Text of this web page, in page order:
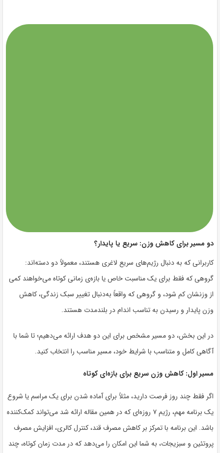
دو مسیر برای کاهش وزن: سریع یا پایدار؟
کاربرانی که به دنبال رژیم‌های سریع لاغری هستند، معمولاً دو دسته‌اند:
گروهی که فقط برای یک مناسبت خاص یا بازه‌ی زمانی کوتاه می‌خواهند کمی
از وزنشان کم شود، و گروهی که واقعاً به‌دنبال تغییر سبک زندگی، کاهش
وزن پایدار و رسیدن به تناسب اندام در بلندمدت هستند.
در این بخش، دو مسیر مشخص برای این دو هدف ارائه می‌دهیم؛ تا شما با
آگاهی کامل و متناسب با شرایط خود، مسیر مناسب را انتخاب کنید.
مسیر اول: کاهش وزن سریع برای بازه‌ای کوتاه
اگر فقط چند روز فرصت دارید، مثلاً برای آماده شدن برای یک مراسم یا شروع
یک برنامه مهم، رژیم ۷ روزه‌ای که در همین مقاله ارائه شد
می‌تواند کمک‌کننده
باشد. این برنامه با تمرکز بر کاهش مصرف قند، کنترل کالری، افزایش مصرف
پروتئین و سبزیجات، به شما این امکان را می‌دهد که در مدت زمان کوتاه، چند